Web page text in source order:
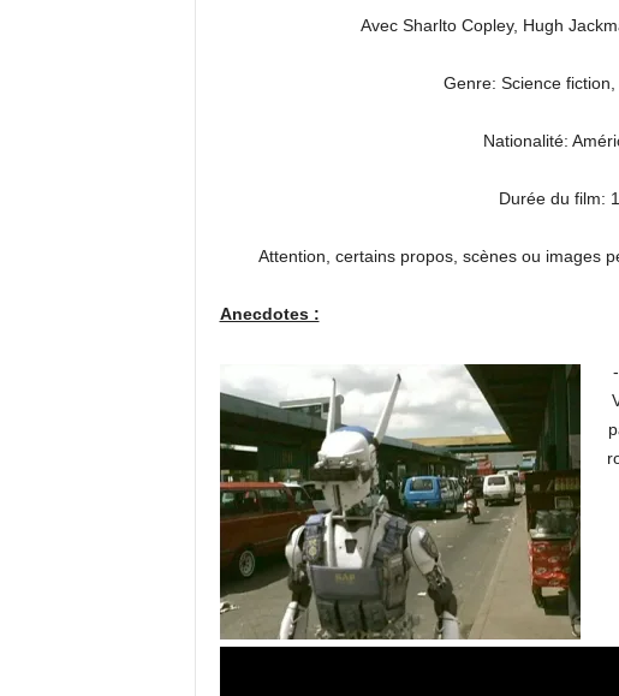
Avec Sharlto Copley, Hugh
Genre: Science
Nationalité:
Durée du film:
Attention, certains propos, scènes ou images
Anecdotes :